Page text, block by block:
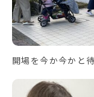
開場を今か今かと